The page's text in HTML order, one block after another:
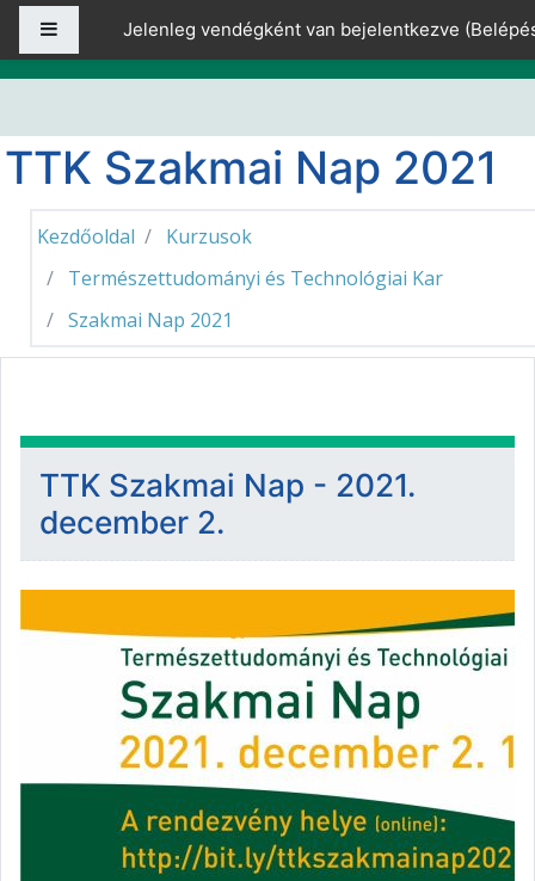
Tovább a fő tartalomhoz
OldalpanelJelenleg vendégként van bejelentkezve (
TTK Szakmai Nap 2021
Kezdőoldal
Kurzusok
Természettudományi és Technológiai Kar
Szakmai Nap 2021
TTK Szakmai Nap - 2021.
december 2.